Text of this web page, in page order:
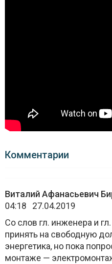
Комментарии
Виталий Афанасьевич
04:18 27.04.2019
Со слов гл. инженера и
принять на свободную
энергетика, но пока
монтаже —